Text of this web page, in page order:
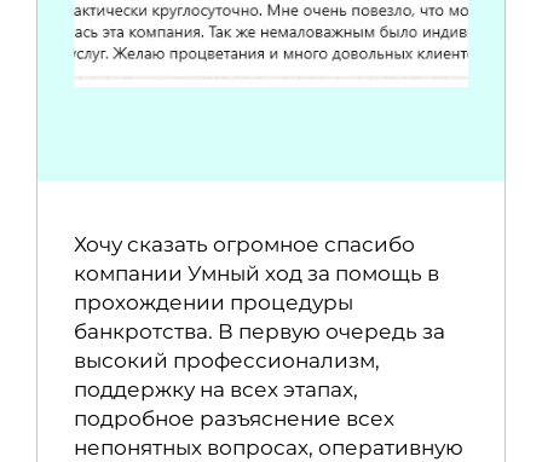
Хочу сказать огромное спасибо
компании Умный ход за помощь в
прохождении процедуры
банкротства. В первую очередь за
высокий профессионализм,
поддержку на всех этапах,
подробное разъяснение всех
непонятных вопросах, оперативную